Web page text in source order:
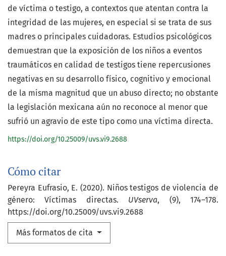
Cómo citar
Pereyra Eufrasio, E. (2020). Niños testigos de violencia de
género: Víctimas directas. UVserva, (9), 174–178.
https://doi.org/10.25009/uvs.vi9.2688
Más formatos de cita
de víctima o testigo, a contextos que atentan contra la
integridad de las mujeres, en especial si se trata de sus
madres o principales cuidadoras. Estudios psicológicos
demuestran que la exposición de los niños a eventos
traumáticos en calidad de testigos tiene repercusiones
negativas en su desarrollo físico, cognitivo y emocional
de la misma magnitud que un abuso directo; no obstante
la legislación mexicana aún no reconoce al menor que
sufrió un agravio de este tipo como una víctima directa.
https://doi.org/10.25009/uvs.vi9.2688